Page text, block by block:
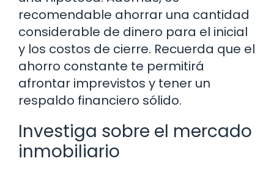
recomendable ahorrar una cantidad
considerable de dinero para el inicial
y los costos de cierre. Recuerda que el
ahorro constante te permitirá
afrontar imprevistos y tener un
respaldo financiero sólido.
Investiga sobre el mercado
inmobiliario